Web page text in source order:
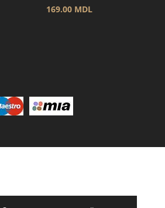
169.00 MDL